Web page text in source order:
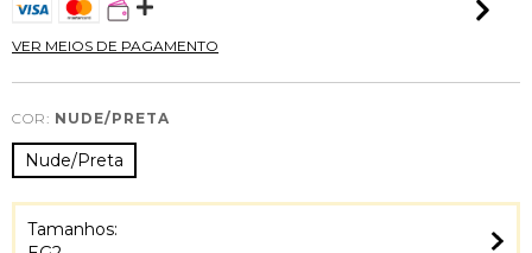
VER MEIOS DE PAGAMENTO
COR: NUDE/PRETA
Nude/Preta
Tamanhos: